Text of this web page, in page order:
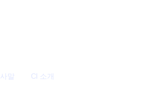
말 CI 소개